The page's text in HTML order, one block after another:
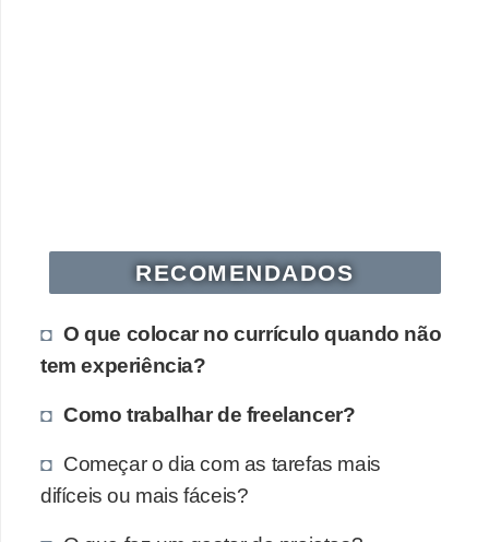
RECOMENDADOS
O que colocar no currículo quando não
tem experiência?
Como trabalhar de freelancer?
Começar o dia com as tarefas mais
difíceis ou mais fáceis?